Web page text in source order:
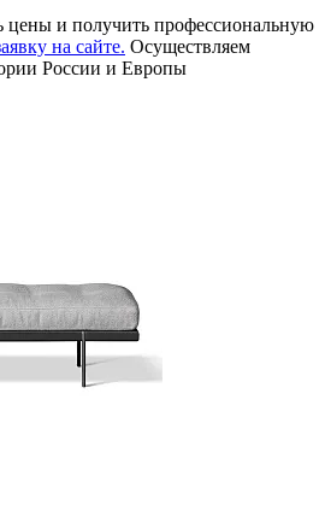
цены и получить профессиональную
на сайте. Осуществляем
России и Европы